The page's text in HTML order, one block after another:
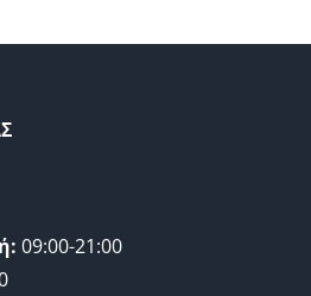
09:00-21:00